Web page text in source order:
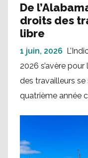
De
droits des
libre
1 juin, 2026
2026 s’avère
des travailleurs
quatrième année